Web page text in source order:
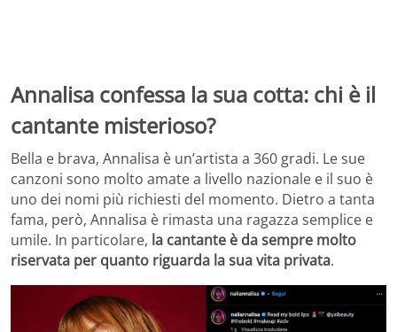
Annalisa confessa la sua cotta: chi è il
cantante misterioso?
Bella e brava, Annalisa è un’artista a 360 gradi. Le sue
canzoni sono molto amate a livello nazionale e il suo è
uno dei nomi più richiesti del momento. Dietro a tanta
fama, però, Annalisa è rimasta una ragazza semplice e
umile. In particolare, la cantante è da sempre molto
riservata per quanto riguarda la sua vita privata.